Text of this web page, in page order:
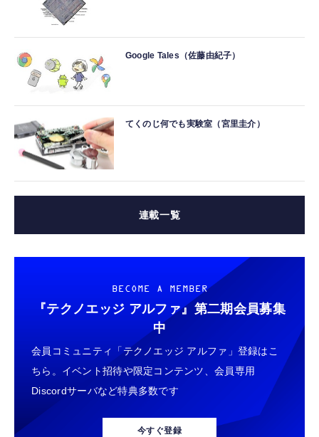
Google Tales（佐藤由紀子）
てくのじ何でも実験室（宮里圭介）
連載一覧
BECOME A MEMBER
『テクノエッジ アルファ』 第二期会員募集
中
会員コミュニティ「テクノエッジ アルファ」登録はこ
ちら。イベント招待や限定コンテンツ、会員専用
Discordサーバなど特典多数です
今すぐ登録